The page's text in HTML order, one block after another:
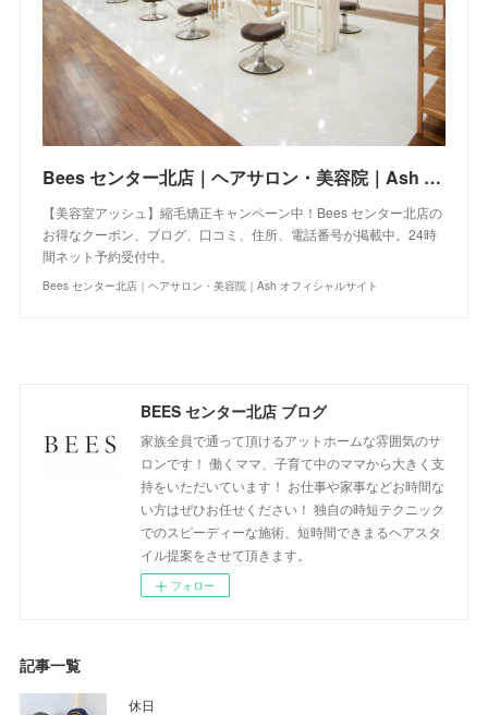
Bees センター北店｜ヘアサロン・美容院｜Ash オフィシャルサイト
【美容室アッシュ】縮毛矯正キャンペーン中！Bees センター北店の
お得なクーポン、ブログ、口コミ、住所、電話番号が掲載中。24時
間ネット予約受付中。
Bees センター北店｜ヘアサロン・美容院｜Ash オフィシャルサイト
BEES センター北店 ブログ
家族全員で通って頂けるアットホームな雰囲気のサ
ロンです！ 働くママ、子育て中のママから大きく支
持をいただいています！ お仕事や家事などお時間な
い方はぜひお任せください！ 独自の時短テクニック
でのスピーディーな施術、短時間できまるヘアスタ
イル提案をさせて頂きます。
フォロー
記事一覧
休日